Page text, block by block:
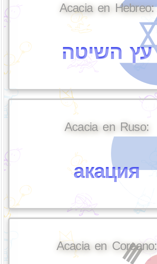
Acacia en Hebreo:
עץ השיטה
Acacia en Ruso:
акация
Acacia en Coreano: